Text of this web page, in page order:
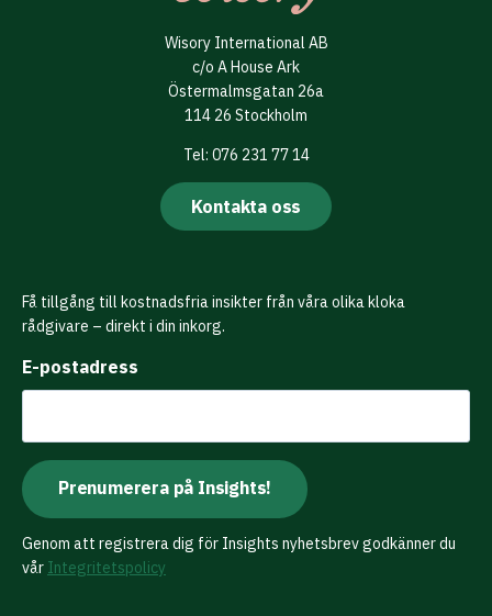
Wisory International AB
c/o A House Ark
Östermalmsgatan 26a
114 26 Stockholm
Tel: 076 231 77 14
Kontakta oss
Få tillgång till kostnadsfria insikter från våra olika kloka
rådgivare – direkt i din inkorg.
E-postadress
Genom att registrera dig för Insights nyhetsbrev godkänner du
vår Integritetspolicy